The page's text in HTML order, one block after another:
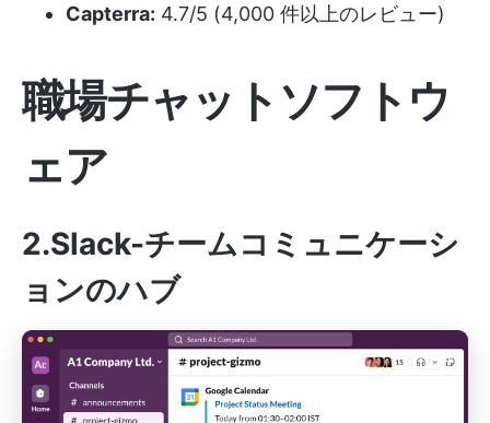
Capterra: 4.7/5 (4,000 件以上のレビュー)
職場チャットソフトウ
ェア
2.Slack-チームコミュニケーシ
ョンのハブ